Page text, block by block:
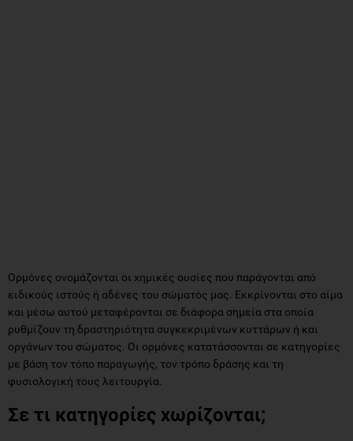
Ορμόνες ονομάζονται οι χημικές ουσίες που παράγονται από
ειδικούς ιστούς ή αδένες του σώματός μας. Εκκρίνονται στο αίμα
και μέσω αυτού μεταφέρονται σε διάφορα σημεία στα οποία
ρυθμίζουν τη δραστηριότητα συγκεκριμένων κυττάρων ή και
οργάνων του σώματος. Οι ορμόνες κατατάσσονται σε κατηγορίες
με βάση τον τόπο παραγωγής, τον τρόπο δράσης και τη
φυσιολογική τους λειτουργία.
Σε τι κατηγορίες χωρίζονται;